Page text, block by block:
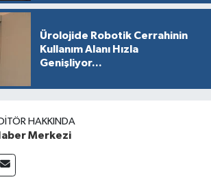
Ürolojide Robotik Cerrahinin
Kullanım Alanı Hızla
Genişliyor...
HAKKINDA
Merkezi